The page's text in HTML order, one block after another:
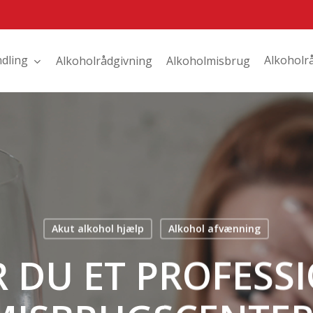
Alkoholrådgivning Alkoholmisbrug
Akut alkohol hjælp Alkohol afvænning
DU ET